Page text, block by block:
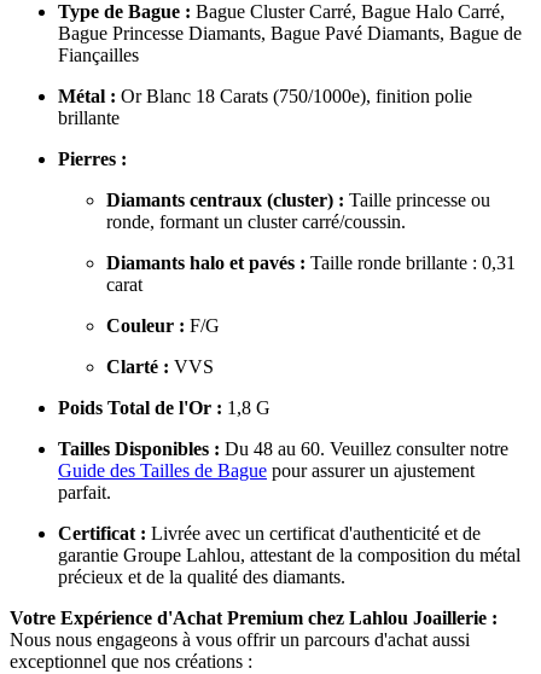
Type de Bague : Bague Cluster Carré, Bague Halo Carré,
Bague Princesse Diamants, Bague Pavé Diamants, Bague de
Fiançailles
Métal : Or Blanc 18 Carats (750/1000e), finition polie
brillante
Pierres :
Diamants centraux (cluster) : Taille princesse ou
ronde, formant un cluster carré/coussin.
Diamants halo et pavés : Taille ronde brillante : 0,31
carat
Couleur : F/G
Clarté : VVS
Poids Total de l'Or : 1,8 G
Tailles Disponibles : Du 48 au 60. Veuillez consulter notre
Guide des Tailles de Bague pour assurer un ajustement
parfait.
Certificat : Livrée avec un certificat d'authenticité et de
garantie Groupe Lahlou, attestant de la composition du métal
précieux et de la qualité des diamants.
Votre Expérience d'Achat Premium chez Lahlou Joaillerie :
Nous nous engageons à vous offrir un parcours d'achat aussi
exceptionnel que nos créations :